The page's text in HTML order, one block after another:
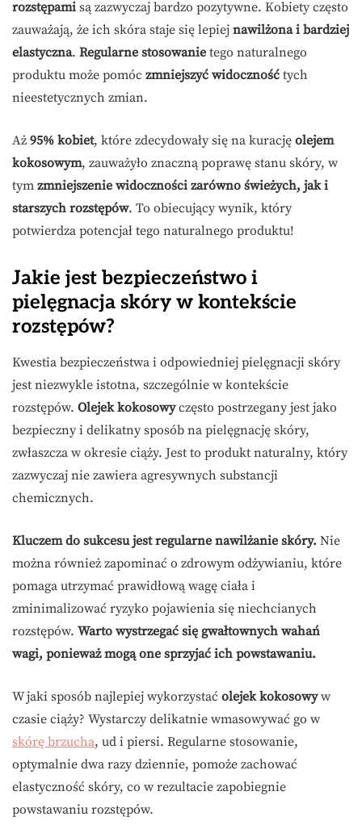
rozstępami są zazwyczaj bardzo pozytywne. Kobiety często
zauważają, że ich skóra staje się lepiej nawilżona i bardziej
elastyczna. Regularne stosowanie tego naturalnego
produktu może pomóc zmniejszyć widoczność tych
nieestetycznych zmian.
Aż 95% kobiet, które zdecydowały się na kurację olejem
kokosowym, zauważyło znaczną poprawę stanu skóry, w
tym zmniejszenie widoczności zarówno świeżych, jak i
starszych rozstępów. To obiecujący wynik, który
potwierdza potencjał tego naturalnego produktu!
Jakie jest bezpieczeństwo i
pielęgnacja skóry w kontekście
rozstępów?
Kwestia bezpieczeństwa i odpowiedniej pielęgnacji skóry
jest niezwykle istotna, szczególnie w kontekście
rozstępów. Olejek kokosowyczęsto postrzegany jest jako
bezpieczny i delikatny sposób na pielęgnację skóry,
zwłaszcza w okresie ciąży. Jest to produkt naturalny, który
zazwyczaj nie zawiera agresywnych substancji
chemicznych.
Kluczem do sukcesu jest regularne nawilżanie skóry. Nie
można również zapominać o zdrowym odżywianiu, które
pomaga utrzymać prawidłową wagę ciała i
zminimalizować ryzyko pojawienia się niechcianych
rozstępów. Warto wystrzegać się gwałtownych wahań
wagi, ponieważ mogą one sprzyjać ich powstawaniu.
W jaki sposób najlepiej wykorzystać olejek kokosowyw
czasie ciąży? Wystarczy delikatnie wmasowywać go w
skórę brzucha, ud i piersi. Regularne stosowanie,
optymalnie dwa razy dziennie, pomoże zachować
elastyczność skóry, co w rezultacie zapobiegnie
powstawaniu rozstępów.